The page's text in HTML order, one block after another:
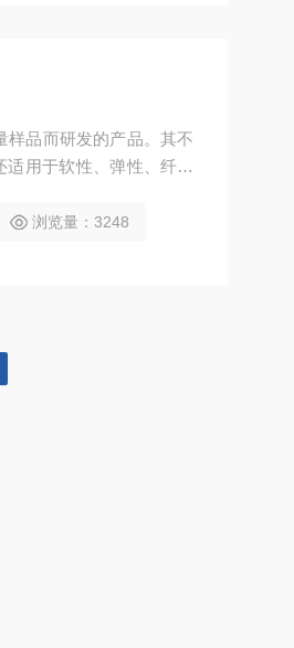
样品而研发的产品。其不
用于软性、弹性、纤维
浏览量：3248